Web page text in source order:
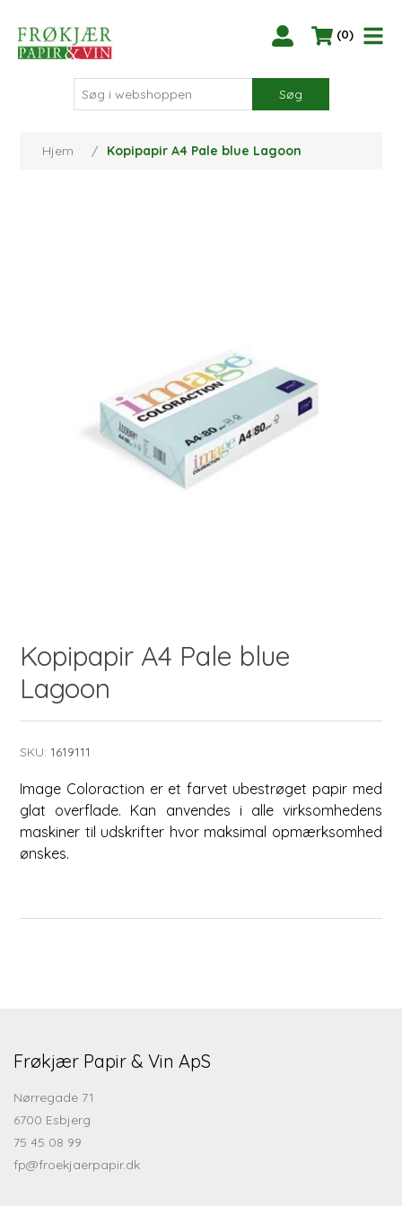
(0)
Søg
Hjem / Kopipapir A4 Pale blue Lagoon
Kopipapir A4 Pale blue
Lagoon
SKU: 1619111
Image Coloraction er et farvet ubestrøget papir med
glat overflade. Kan anvendes i alle virksomhedens
maskiner til udskrifter hvor maksimal opmærksomhed
ønskes.
Frøkjær Papir & Vin ApS
Nørregade 71
6700 Esbjerg
75 45 08 99
fp@froekjaerpapir.dk